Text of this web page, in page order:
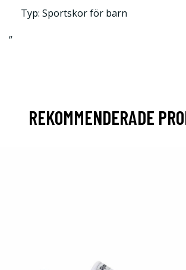
Typ: Sportskor för barn
”
REKOMMENDERADE